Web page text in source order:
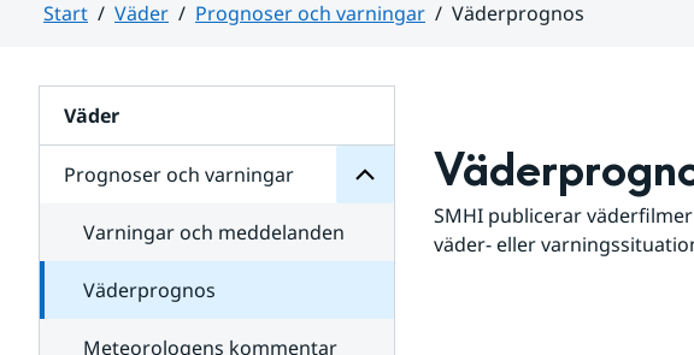
Start Väder Prognoser och varningar
Väderprognos
Väder
Prognoser och varningar
för
varningar
Varningar och meddelanden
Väderprognos
Meteorologens kommentar
SMHI publicerar
väder- eller